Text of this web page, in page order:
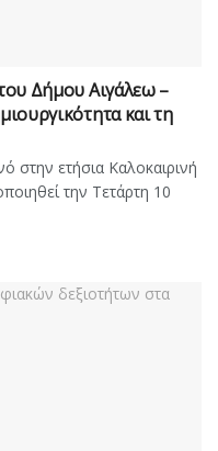
Δήμου Αιγάλεω –
και τη
στην ετήσια Καλοκαιρινή
την Τετάρτη 10